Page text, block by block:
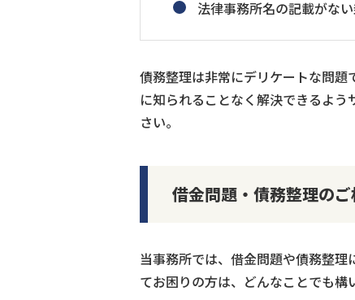
法律事務所名の記載がな
債務整理は非常にデリケートな問題
に知られることなく解決できるよ
さい。
借金問題・債務整理の
当事務所では、借金問題や債務整
てお困りの方は、どんなことでも構